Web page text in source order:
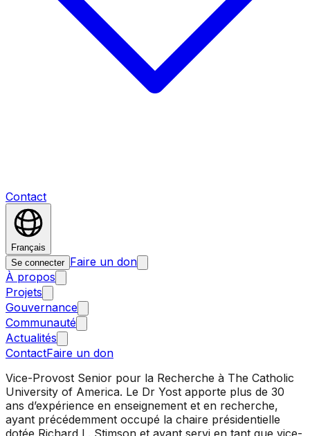
Contact
Français
Se connecter Faire un don
À propos
Projets
Gouvernance
Communauté
Actualités
ContactFaire un don
Vice-Provost Senior pour la Recherche à The Catholic
University of America. Le Dr Yost apporte plus de 30
ans d’expérience en enseignement et en recherche,
ayant précédemment occupé la chaire présidentielle
dotée Richard L. Stimson et ayant servi en tant que vice-